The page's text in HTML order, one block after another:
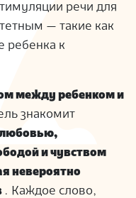
речи для
— такие как
ребенка к
между ребенком и
знакомит
и чувством
невероятно
. Каждое слово,